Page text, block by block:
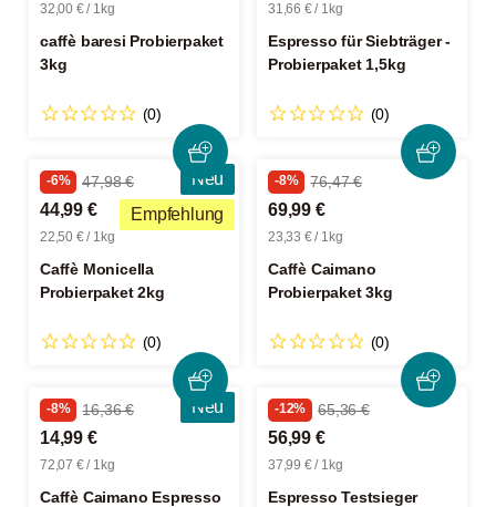
32,00 € / 1kg
caffè baresi Probierpaket
3kg
(0)
31,66 € / 1kg
Espresso für Siebträger -
Probierpaket 1,5kg
(0)
Neu
Empfehlung
-6% 47,98 €
44,99 €
22,50 € / 1kg
Caffè Monicella
Probierpaket 2kg
(0)
-8% 76,47 €
69,99 €
23,33 € / 1kg
Caffè Caimano
Probierpaket 3kg
(0)
Neu
-8% 16,36 €
14,99 €
72,07 € / 1kg
Caffè Caimano Espresso
-12% 65,36 €
56,99 €
37,99 € / 1kg
Espresso Testsieger